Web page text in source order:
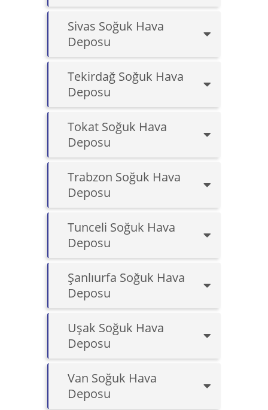
Sivas Soğuk Hava
Deposu
Tekirdağ Soğuk Hava
Deposu
Tokat Soğuk Hava
Deposu
Trabzon Soğuk Hava
Deposu
Tunceli Soğuk Hava
Deposu
Şanlıurfa Soğuk Hava
Deposu
Uşak Soğuk Hava
Deposu
Van Soğuk Hava
Deposu